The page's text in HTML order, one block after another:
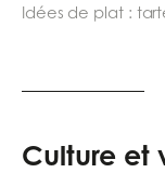
Idées de plat :
Culture et